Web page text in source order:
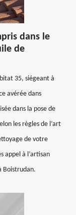
dans le
de
35, siégeant à
avérée dans
dans la pose de
les règles de l’art
de votre
appel à l’artisan
Boistrudan.